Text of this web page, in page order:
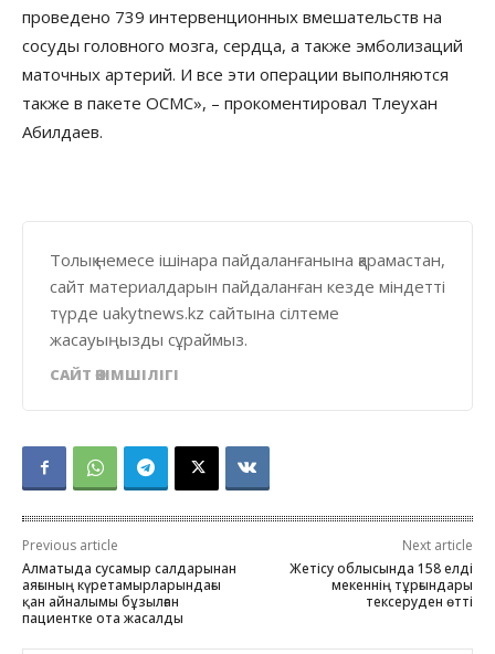
проведено 739 интервенционных вмешательств на
сосуды головного мозга, сердца, а также эмболизаций
маточных артерий. И все эти операции выполняются
также в пакете ОСМС», – прокоментировал Тлеухан
Абилдаев.
Толық немесе ішінара пайдаланғанына қарамастан,
сайт материалдарын пайдаланған кезде міндетті
түрде uakytnews.kz сайтына сілтеме
жасауыңызды сұраймыз.
САЙТ ӘКІМШІЛІГІ
Previous article
Алматыда сусамыр салдарынан
аяғының күретамырларындағы
қан айналымы бұзылған
пациентке ота жасалды
Next article
Жетісу облысында 158 елді
мекеннің тұрғындары
тексеруден өтті